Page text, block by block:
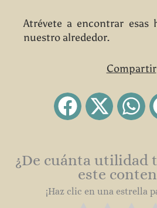
Atrévete a encontrar esas
nuestro alrededor.
Compartir
¿De cuánta utilidad
este
¡Haz clic en una estrella